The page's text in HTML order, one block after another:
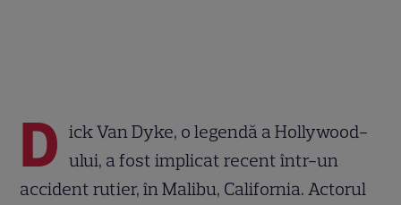
D ick Van Dyke, o legendă a Hollywood-
ului, a fost implicat recent într-un
accident rutier, în Malibu, California. Actorul